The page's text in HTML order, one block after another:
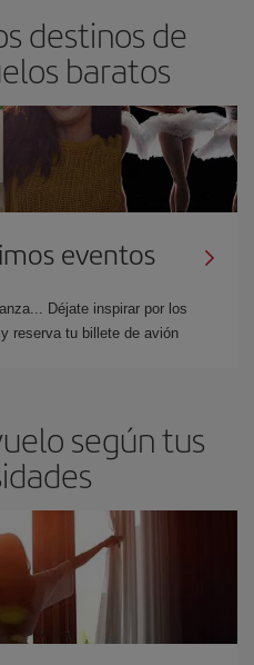
destinos de
baratos
eventos
Déjate inspirar por los
reserva tu billete de avión
según tus